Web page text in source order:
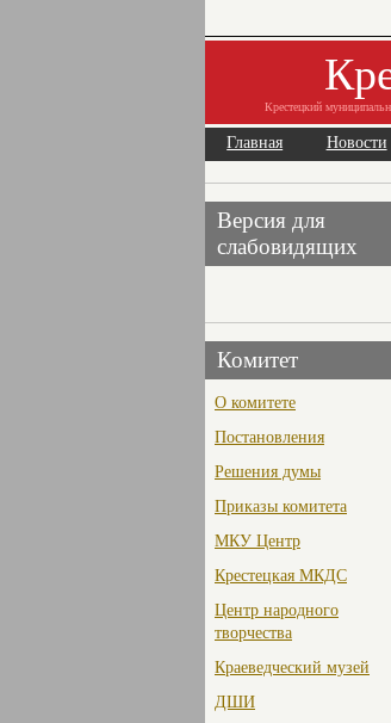
Крестецкий
Главная Новости
Версия для
слабовидящих
Комитет
О комитете
Постановления
Решения думы
Приказы комитета
МКУ Центр
Крестецкая МКДС
Центр народного
творчества
Краеведческий музей
ДШИ